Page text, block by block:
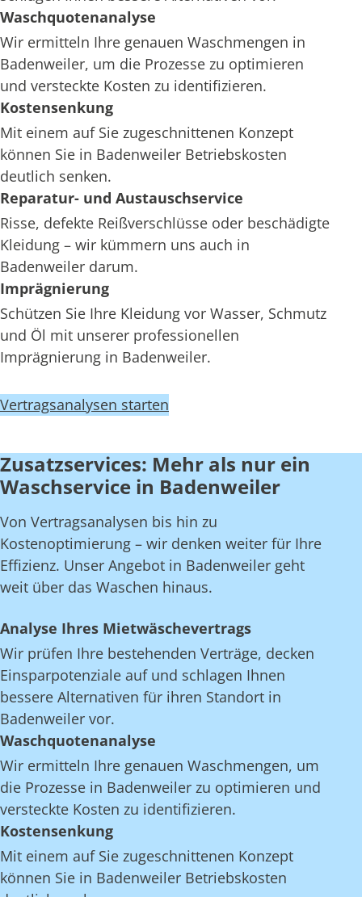
Waschquotenanalyse
Wir ermitteln Ihre genauen Waschmengen in
Badenweiler, um die Prozesse zu optimieren
und versteckte Kosten zu identifizieren.
Kostensenkung
Mit einem auf Sie zugeschnittenen Konzept
können Sie in Badenweiler Betriebskosten
deutlich senken.
Reparatur- und Austauschservice
Risse, defekte Reißverschlüsse oder beschädigte
Kleidung – wir kümmern uns auch in
Badenweiler darum.
Imprägnierung
Schützen Sie Ihre Kleidung vor Wasser, Schmutz
und Öl mit unserer professionellen
Imprägnierung in Badenweiler.
Vertragsanalysen starten
Zusatzservices: Mehr als nur ein
Waschservice in Badenweiler
Von Vertragsanalysen bis hin zu
Kostenoptimierung – wir denken weiter für Ihre
Effizienz. Unser Angebot in Badenweiler geht
weit über das Waschen hinaus.
Analyse Ihres Mietwäschevertrags
Wir prüfen Ihre bestehenden Verträge, decken
Einsparpotenziale auf und schlagen Ihnen
bessere Alternativen für ihren Standort in
Badenweiler vor.
Waschquotenanalyse
Wir ermitteln Ihre genauen Waschmengen, um
die Prozesse in Badenweiler zu optimieren und
versteckte Kosten zu identifizieren.
Kostensenkung
Mit einem auf Sie zugeschnittenen Konzept
können Sie in Badenweiler Betriebskosten